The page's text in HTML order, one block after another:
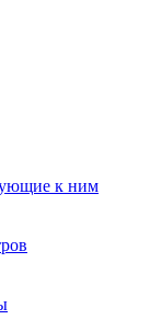
к ним